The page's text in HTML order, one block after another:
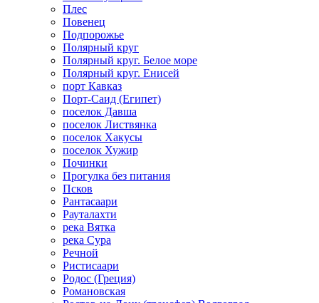
Плес
Повенец
Подпорожье
Полярный круг
Полярный круг. Белое море
Полярный круг. Енисей
порт Кавказ
Порт-Саид (Египет)
поселок Давша
поселок Листвянка
поселок Хакусы
поселок Хужир
Починки
Прогулка без питания
Псков
Рантасаари
Рауталахти
река Вятка
река Сура
Речной
Ристисаари
Родос (Греция)
Романовская